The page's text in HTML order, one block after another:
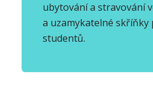
ubytování a stravování
a uzamykatelné
studentů.